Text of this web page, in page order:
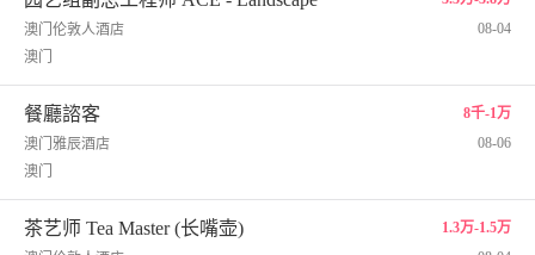
澳门伦敦人酒店
08-04
澳门
餐廳諮客
8千-1万
澳门雅辰酒店
08-06
澳门
茶艺师 Tea Master (长嘴壶)
1.3万-1.5万